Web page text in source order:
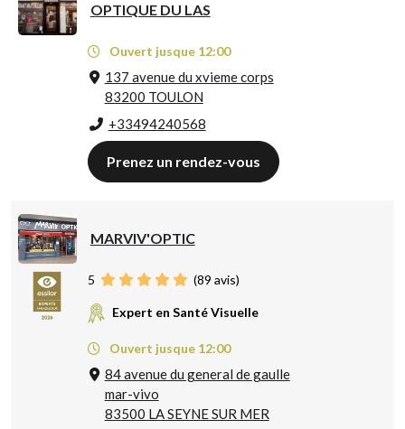
OPTIQUE DU LAS
Ouvert jusque 12:00
137 avenue du xvieme corps
83200 TOULON
+33494240568
Prenez un rendez-vous
MARVIV'OPTIC
5 (89 avis)
Expert en Santé Visuelle
Ouvert jusque 12:00
84 avenue du general de gaulle
mar-vivo
83500 LA SEYNE SUR MER